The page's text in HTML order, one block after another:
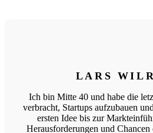
LARS
Ich bin Mitte 40 und habe die
verbracht, Startups aufzubauen
ersten Idee bis zur
Herausforderungen und Chancen